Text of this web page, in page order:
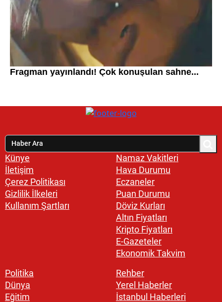
Künye
İletişim
Çerez Politikası
Gizlilik İlkeleri
Kullanım Şartları
Namaz Vakitleri
Hava Durumu
Eczaneler
Puan Durumu
Döviz Kurları
Altın Fiyatları
Kripto Fiyatları
E-Gazeteler
Ekonomik Takvim
Politika
Dünya
Eğitim
Rehber
Yerel Haberler
İstanbul Haberleri